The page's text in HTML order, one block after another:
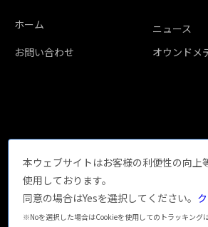
ホーム
ニュース
お問い合わせ
オウンドメ
サイトマッププライバシーポリシー クッキー
本ウェブサイトはお客様の利便性の向上
使用しております。
同意の場合はYesを選択してください。
※Noを選択した場合はCookieを使用してのトラッキング